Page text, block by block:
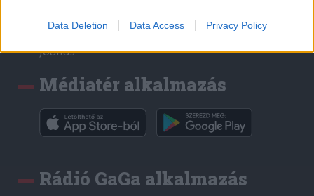
Data Deletion Data Access Privacy Policy
Rádió GaGa
Jóállás
Médiatér alkalmazás
Rádió GaGa alkalmazás